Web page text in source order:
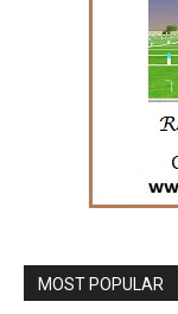
MOST POPULAR